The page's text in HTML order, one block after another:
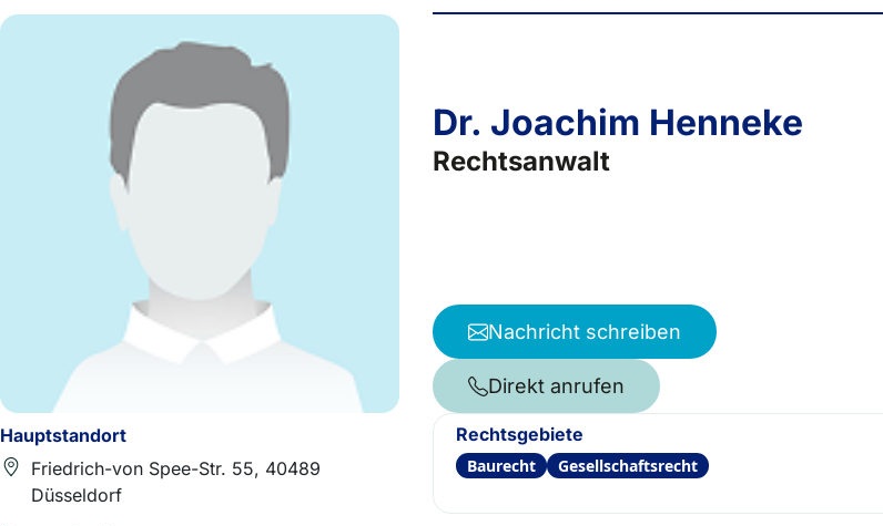
Hauptstandort
Friedrich-von Spee-Str. 55, 40489
Düsseldorf
Dr. Joachim Henneke
Rechtsanwalt
Nachricht schreiben
Direkt anrufen
Rechtsgebiete
Baurecht Gesellschaftsrecht